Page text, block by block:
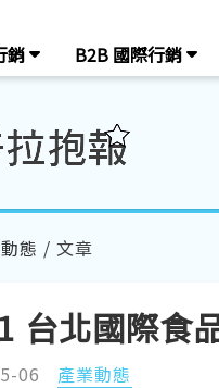
銷 B2B 國際行銷
態 / 文章
台北國際食
06 產業動態